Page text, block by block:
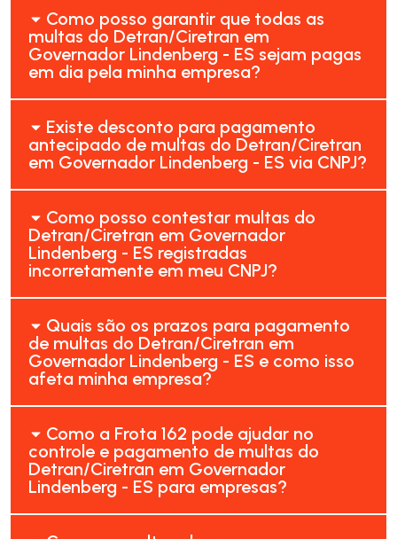
Como posso garantir que todas as
multas do Detran/Ciretran em
Governador Lindenberg - ES sejam pagas
em dia pela minha empresa?
Existe desconto para pagamento
antecipado de multas do Detran/Ciretran
em Governador Lindenberg - ES via CNPJ?
Como posso contestar multas do
Detran/Ciretran em Governador
Lindenberg - ES registradas
incorretamente em meu CNPJ?
Quais são os prazos para pagamento
de multas do Detran/Ciretran em
Governador Lindenberg - ES e como isso
afeta minha empresa?
Como a Frota 162 pode ajudar no
controle e pagamento de multas do
Detran/Ciretran em Governador
Lindenberg - ES para empresas?